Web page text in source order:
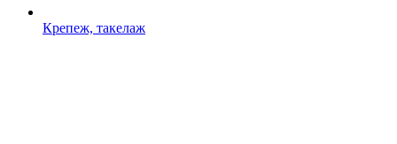
Крепеж, такелаж